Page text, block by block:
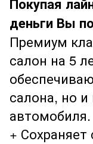
деньги Вы
Премиум
салон на 5
салона, но
автомобиля.
+